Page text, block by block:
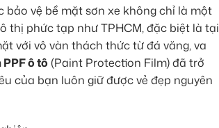
vệ bề mặt sơn xe không chỉ là một
thị phức tạp như TPHCM, đặc biệt là tại
với vô vàn thách thức từ đá văng, va
ô tô (Paint Protection Film) đã trở
của bạn luôn giữ được vẻ đẹp nguyên